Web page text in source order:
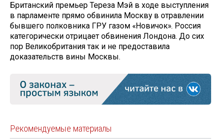
Британский премьер Тереза Мэй в ходе выступления
в парламенте прямо обвинила Москву в отравлении
бывшего полковника ГРУ газом «Новичок». Россия
категорически отрицает обвинения Лондона. До сих
пор Великобритания так и не предоставила
доказательств вины Москвы.
Рекомендуемые материалы